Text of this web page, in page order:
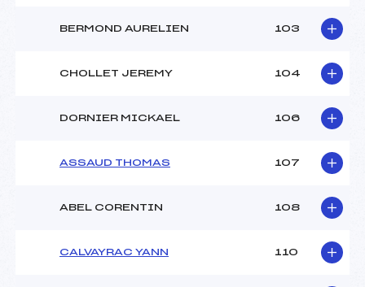
BERMOND AURELIEN 103
CHOLLET JEREMY 104
DORNIER MICKAEL 106
ASSAUD THOMAS 107
ABEL CORENTIN 108
CALVAYRAC YANN 110